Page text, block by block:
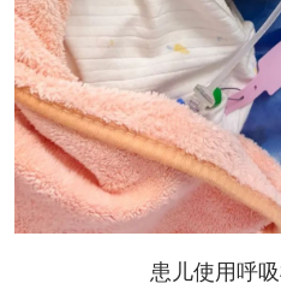
患儿使用呼